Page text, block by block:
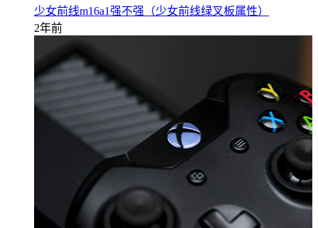
少女前线m16a1强不强（少女前线绿叉板属性）
2年前